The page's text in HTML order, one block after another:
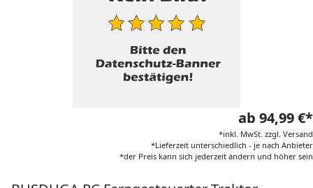
ab 94,99 €*
*inkl. MwSt. zzgl. Versand
*Lieferzeit unterschiedlich - je nach Anbieter
*der Preis kann sich jederzeit ändern und höher sein